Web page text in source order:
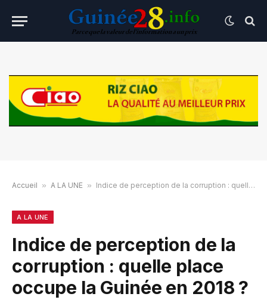
Accueil » A LA UNE » Indice de perception de la corruption : quelle place occupe la Guinée en 2018 ?
A LA UNE
Indice de perception de la
corruption : quelle place
occupe la Guinée en 2018 ?